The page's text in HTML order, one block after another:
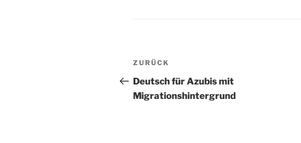
Beitragsnavigation
Vorheriger
Beitrag
ZURÜCK
Deutsch für Azubis mit
Migrationshintergrund